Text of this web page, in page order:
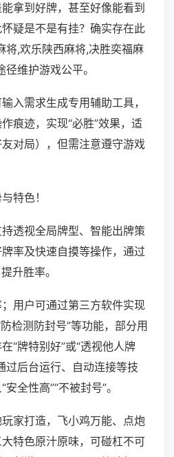
拿到好牌，甚至好像能看到
疑是不是有挂？确实存在此
将,欢乐陕西麻将,决胜奕福麻
维护游戏公平。
入需求生成专用辅助工具，
痕迹，实现“必胜”效果，适
对局），但需注意遵守游戏
特色！
透视全局牌型、智能出牌策
率及快速自摸等操作，通过
升胜率。
用户可通过第三方软件实现
检测防封号”等功能，部分用
“牌特别好”或“透视他人牌
过后台运行、自动连接等技
全性高”“不被封号”。
家打造，飞小鸡万能、点炮
特色原汁原味，可碰杠不可